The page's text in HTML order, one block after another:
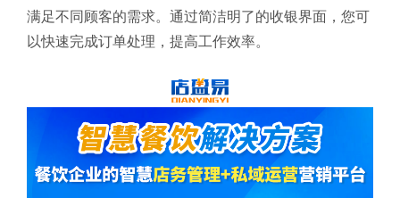
满足不同顾客的需求。通过简洁明了的收银界面，您可
以快速完成订单处理，提高工作效率。